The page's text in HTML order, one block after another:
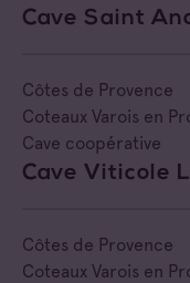
Cave Saint
Côtes de Provence
Coteaux Varois en
Cave coopérative
Cave Viticole
Côtes de Provence
Coteaux Varois en